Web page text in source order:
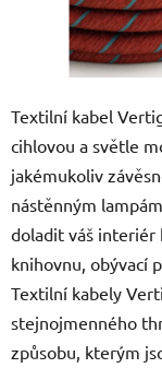
Textilní kabel
cihlovou a světle
jakémukoliv
nástěnným
doladit váš interiér
knihovnu, obývací
Textilní kabely
stejnojmenného
způsobu, kterým